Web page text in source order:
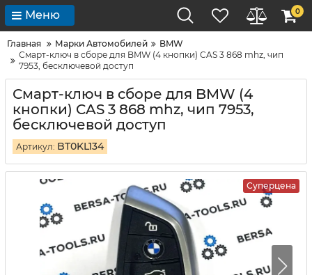
Меню 0
Главная Марки Автомобилей
BMW
Смарт-ключ в сборе для BMW (4 кнопки) CAS 3 868 mhz, чип
7953, бесключевой доступ
Смарт-ключ в сборе для BMW (4
кнопки) CAS 3 868 mhz, чип 7953,
бесключевой доступ
Артикул: BT0KL134
Суперцена